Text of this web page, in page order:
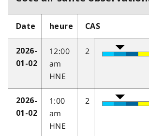
Date heure CAS
2026-
01-02
12:00
am
HNE
2
2026-
01-02
1:00
am
HNE
2